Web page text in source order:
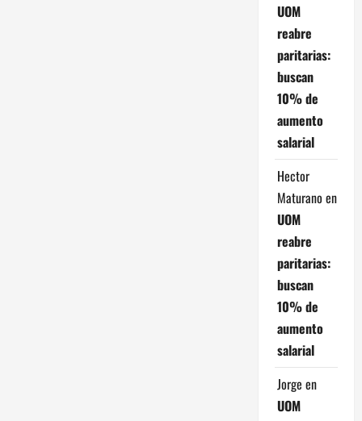
UOM
reabre
paritarias:
buscan
10% de
aumento
salarial
Hector
Maturano en
UOM
reabre
paritarias:
buscan
10% de
aumento
salarial
Jorge en
UOM